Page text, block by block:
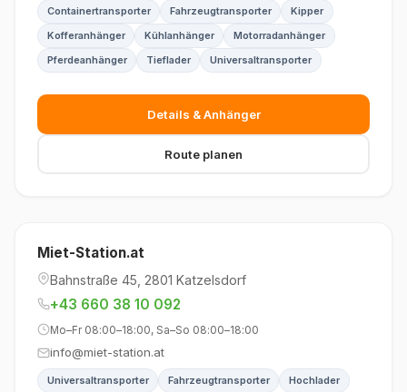
Containertransporter
Fahrzeugtransporter
Kipper
Kofferanhänger
Kühlanhänger
Motorradanhänger
Pferdeanhänger
Tieflader Universaltransporter
Details & Anhänger
Route planen
Miet-Station.at
Bahnstraße 45, 2801 Katzelsdorf
+43 660 38 10 092
Mo–Fr 08:00–18:00, Sa–So 08:00–18:00
info@miet-station.at
Universaltransporter Fahrzeugtransporter
Hochlader